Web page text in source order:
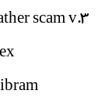
scam v.3